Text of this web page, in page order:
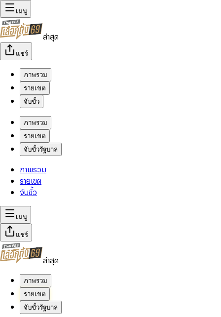
เมนู
ล่าสุด
แชร์
ภาพรวม
รายเขต
จับขั้ว
ภาพรวม
รายเขต
จับขั้วรัฐบาล
ภาพรวม
รายเขต
จับขั้ว
เมนู
แชร์
ล่าสุด
ภาพรวม
รายเขต
จับขั้วรัฐบาล